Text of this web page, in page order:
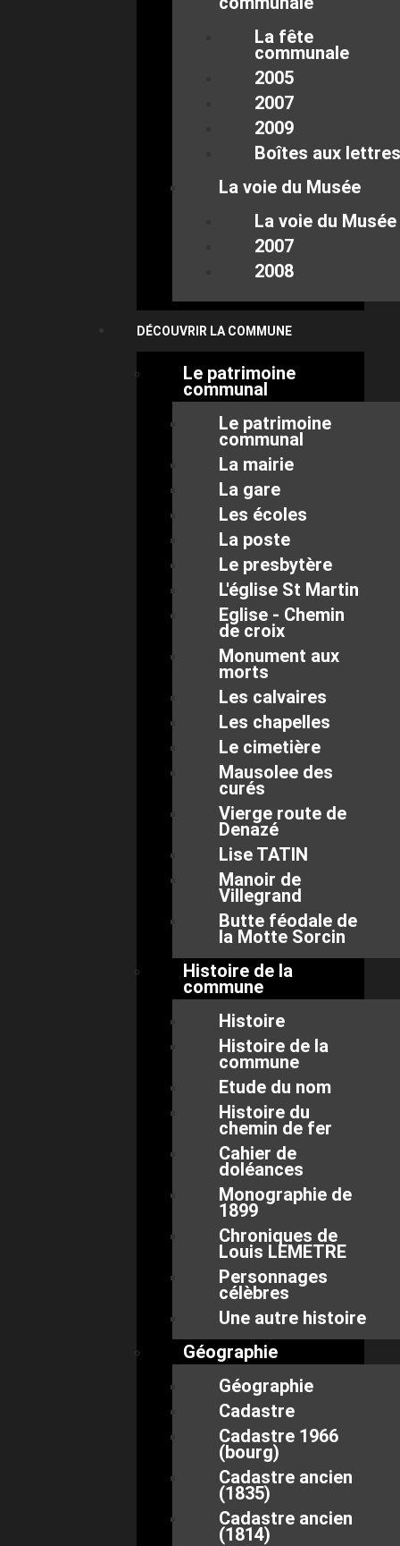
La fête
communale
2005
2007
2009
Boîtes aux lettres
La voie du Musée
La voie du Musée
2007
2008
DÉCOUVRIR LA COMMUNE
Le patrimoine
communal
Le patrimoine
communal
La mairie
La gare
Les écoles
La poste
Le presbytère
L'église St Martin
Eglise - Chemin
de croix
Monument aux
morts
Les calvaires
Les chapelles
Le cimetière
Mausolee des
curés
Vierge route de
Denazé
Lise TATIN
Manoir de
Villegrand
Butte féodale de
la Motte Sorcin
Histoire de la
commune
Histoire
Histoire de la
commune
Etude du nom
Histoire du
chemin de fer
Cahier de
doléances
Monographie de
1899
Chroniques de
Louis LEMETRE
Personnages
célèbres
Une autre histoire
Géographie
Géographie
Cadastre
Cadastre 1966
(bourg)
Cadastre ancien
(1835)
Cadastre ancien
(1814)